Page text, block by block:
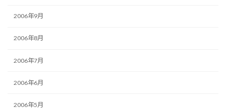
2006年9月
2006年8月
2006年7月
2006年6月
2006年5月